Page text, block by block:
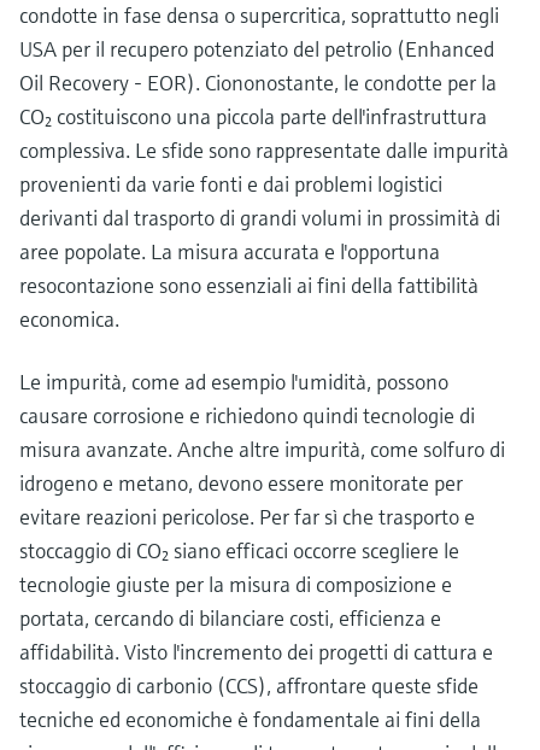
condotte in fase densa o supercritica, soprattutto negli
USA per il recupero potenziato del petrolio (Enhanced
Oil Recovery - EOR). Ciononostante, le condotte per la
CO₂ costituiscono una piccola parte dell'infrastruttura
complessiva. Le sfide sono rappresentate dalle impurità
provenienti da varie fonti e dai problemi logistici
derivanti dal trasporto di grandi volumi in prossimità di
aree popolate. La misura accurata e l'opportuna
resocontazione sono essenziali ai fini della fattibilità
economica.
Le impurità, come ad esempio l'umidità, possono
causare corrosione e richiedono quindi tecnologie di
misura avanzate. Anche altre impurità, come solfuro di
idrogeno e metano, devono essere monitorate per
evitare reazioni pericolose. Per far sì che trasporto e
stoccaggio di CO₂ siano efficaci occorre scegliere le
tecnologie giuste per la misura di composizione e
portata, cercando di bilanciare costi, efficienza e
affidabilità. Visto l'incremento dei progetti di cattura e
stoccaggio di carbonio (CCS), affrontare queste sfide
tecniche ed economiche è fondamentale ai fini della